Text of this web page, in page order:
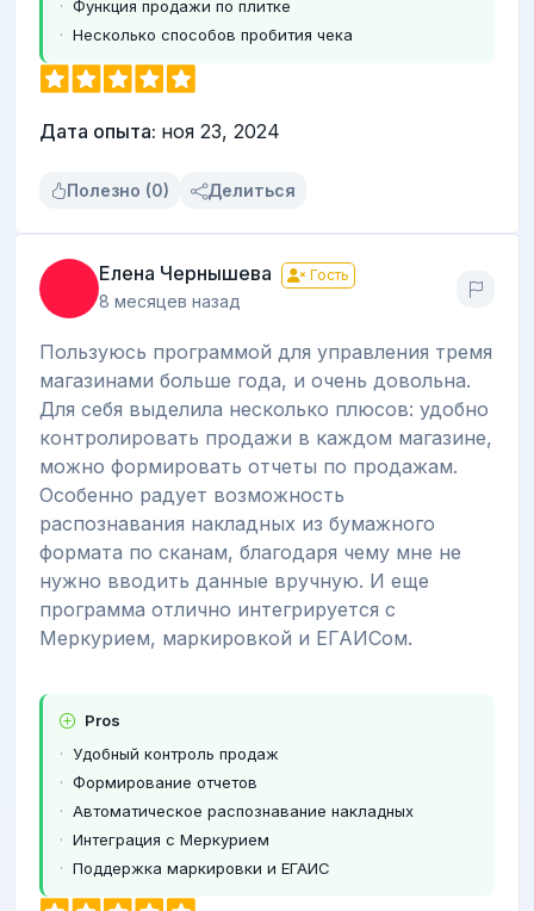
Функция продажи по плитке
Несколько способов пробития чека
Дата опыта: ноя 23, 2024
Полезно (0) Делиться
Елена Чернышева Гость
8 месяцев назад
Пользуюсь программой для управления тремя
магазинами больше года, и очень довольна.
Для себя выделила несколько плюсов: удобно
контролировать продажи в каждом магазине,
можно формировать отчеты по продажам.
Особенно радует возможность
распознавания накладных из бумажного
формата по сканам, благодаря чему мне не
нужно вводить данные вручную. И еще
программа отлично интегрируется с
Меркурием, маркировкой и ЕГАИСом.
Pros
Удобный контроль продаж
Формирование отчетов
Автоматическое распознавание накладных
Интеграция с Меркурием
Поддержка маркировки и ЕГАИС